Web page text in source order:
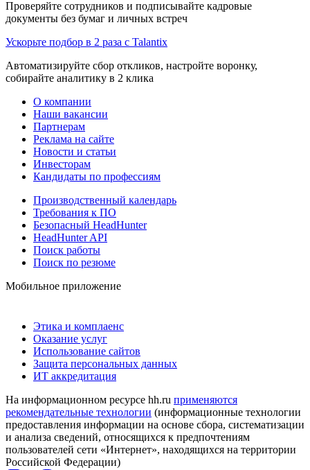
Проверяйте сотрудников и подписывайте кадровые
документы без бумаг и личных встреч
Ускорьте подбор в 2 раза с Talantix
Автоматизируйте сбор откликов, настройте воронку,
собирайте аналитику в 2 клика
О компании
Наши вакансии
Партнерам
Реклама на сайте
Новости и статьи
Инвесторам
Кандидаты по профессиям
Производственный календарь
Требования к ПО
Безопасный HeadHunter
HeadHunter API
Поиск работы
Поиск по резюме
Мобильное приложение
Этика и комплаенс
Оказание услуг
Использование сайтов
Защита персональных данных
ИТ аккредитация
На информационном ресурсе hh.ru применяются
рекомендательные технологии (информационные технологии
предоставления информации на основе сбора, систематизации
и анализа сведений, относящихся к предпочтениям
пользователей сети «Интернет», находящихся на территории
Российской Федерации)